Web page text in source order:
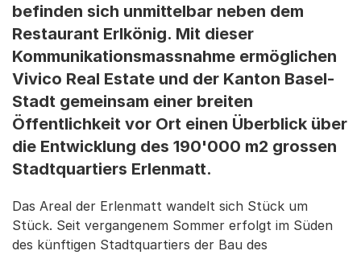
befinden sich unmittelbar neben dem
Restaurant Erlkönig. Mit dieser
Kommunikationsmassnahme ermöglichen
Vivico Real Estate und der Kanton Basel-
Stadt gemeinsam einer breiten
Öffentlichkeit vor Ort einen Überblick über
die Entwicklung des 190'000 m2 grossen
Stadtquartiers Erlenmatt.
Das Areal der Erlenmatt wandelt sich Stück um
Stück. Seit vergangenem Sommer erfolgt im Süden
des künftigen Stadtquartiers der Bau des